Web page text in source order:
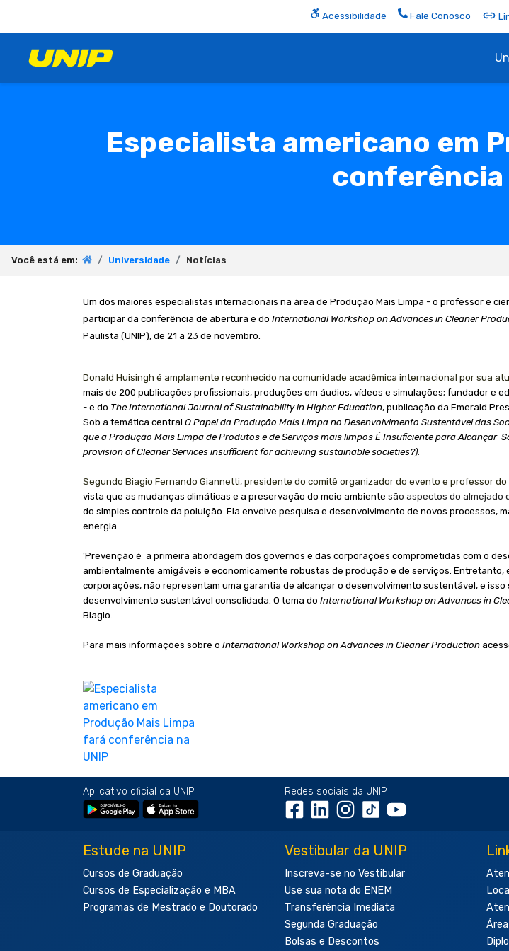
Acessibilidade Fale Conosco
Especialista americano em
conferência
Você está em: Universidade Notícias
Um dos maiores especialistas internacionais na área de Produção Mais Limpa - o professor e
participar da conferência de abertura e do International Workshop on Advances in Cleaner
Paulista (UNIP), de 21 a 23 de novembro.
Donald Huisingh é amplamente reconhecido na comunidade acadêmica internacional por sua
mais de 200 publicações profissionais, produções em áudios, vídeos e simulações; fundador e e
- e do The International Journal of Sustainability in Higher Education, publicação da Emerald
Sob a temática central O Papel da Produção Mais Limpa no Desenvolvimento Sustentável das
que a Produção Mais Limpa de Produtos e de Serviços mais limpos É Insuficiente para Alcançar
provision of Cleaner Services insufficient for achieving sustainable societies?).
Segundo Biagio Fernando Giannetti, presidente do comitê organizador do evento e professor
vista que as mudanças climáticas e a preservação do meio ambiente são aspectos do almejado
do simples controle da poluição. Ela envolve pesquisa e desenvolvimento de novos processos,
energia.
'Prevenção é a primeira abordagem dos governos e das corporações comprometidas com o
ambientalmente amigáveis e economicamente robustas de produção e de serviços.
corporações, não representam uma garantia de alcançar o desenvolvimento sustentável, e
desenvolvimento sustentável consolidada. O tema do International Workshop on Advances in
Biagio.
Para mais informações sobre o International Workshop on Advances in Cleaner Production
Aplicativo oficial da UNIP Redes sociais da UNIP
Estude na UNIP
Cursos de Graduação
Cursos de Especialização e MBA
Programas de Mestrado e Doutorado
Vestibular da UNIP
Inscreva-se no Vestibular
Use sua nota do ENEM
Transferência Imediata
Segunda Graduação
Bolsas e Descontos